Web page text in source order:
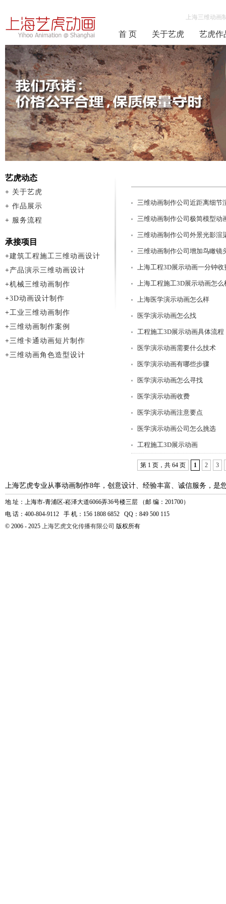
上海三维动
首 页 关于艺虎 艺虎作
三维动画制作公司近距离细节
三维动画制作公司极简模型动
三维动画制作公司外景光影渲
三维动画制作公司增加鸟瞰镜
上海工程3D展示动画一分钟收
上海工程施工3D展示动画怎么
上海医学演示动画怎么样
医学演示动画怎么找
工程施工3D展示动画具体流程
医学演示动画需要什么技术
医学演示动画有哪些步骤
医学演示动画怎么寻找
医学演示动画收费
医学演示动画注意要点
医学演示动画公司怎么挑选
工程施工3D展示动画
第 1 页，共 64 页 1 2 3
艺虎动态
+ 关于艺虎
+ 作品展示
+ 服务流程
承接项目
+建筑工程施工三维动画设计
+产品演示三维动画设计
+机械三维动画制作
+3D动画设计制作
+工业三维动画制作
+三维动画制作案例
+三维卡通动画短片制作
+三维动画角色造型设计
上海艺虎专业从事动画制作8年，创意设计、经验丰富、诚信服务，是
地 址：上海市-青浦区-崧泽大道6066弄36号楼三层 （邮 编：201700）
电 话：400-804-9112 手 机：156 1808 6852 QQ：849 500 115
© 2006 - 2025 上海艺虎文化传播有限公司 版权所有